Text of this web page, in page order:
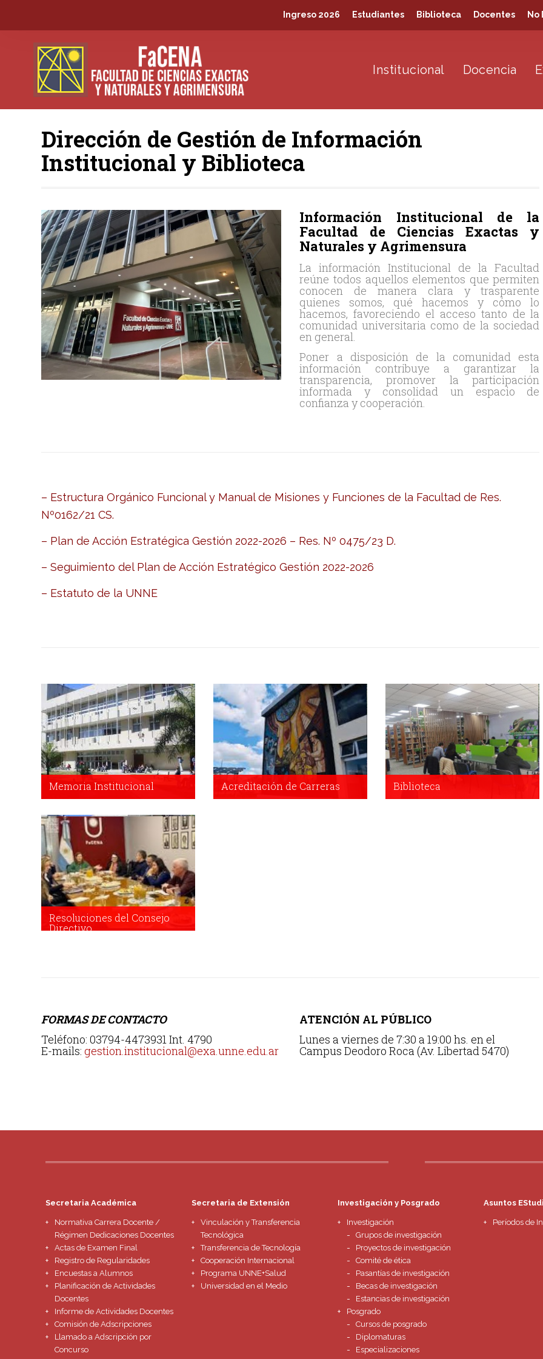
Ingreso 2026 Estudiantes Biblioteca Docentes No
Institucional Docencia
Dirección de Gestión de Información
Institucional y Biblioteca
Información Institucional de la
Facultad de Ciencias Exactas y
Naturales y Agrimensura
La información Institucional de la Facultad
reúne todos aquellos elementos que permiten
conocen de manera clara y trasparente
quienes somos, qué hacemos y cómo lo
hacemos, favoreciendo el acceso tanto de la
comunidad universitaria como de la sociedad
en general.
Poner a disposición de la comunidad esta
información contribuye a garantizar la
transparencia, promover la participación
informada y consolidad un espacio de
confianza y cooperación.
– Estructura Orgánico Funcional y Manual de Misiones y Funciones de la Facultad de Res.
Nº0162/21 CS.
– Plan de Acción Estratégica Gestión 2022-2026 – Res. Nº 0475/23 D.
– Seguimiento del Plan de Acción Estratégico Gestión 2022-2026
– Estatuto de la UNNE
Memoria Institucional Acreditación de Carreras Biblioteca
Resoluciones del Consejo
Directivo
FORMAS DE CONTACTO
Teléfono: 03794-4473931 Int. 4790
E-mails:gestion.institucional@exa.unne.edu.ar
ATENCIÓN AL PÚBLICO
Lunes a viernes de 7:30 a 19:00 hs. en el
Campus Deodoro Roca (Av. Libertad 5470)
Secretaria Académica
Normativa Carrera Docente /
Régimen Dedicaciones Docentes
Actas de Examen Final
Registro de Regularidades
Encuestas a Alumnos
Planificación de Actividades
Docentes
Informe de Actividades Docentes
Comisión de Adscripciones
Llamado a Adscripción por
Concurso
Secretaria de Extensión
Vinculación y Transferencia
Tecnológica
Transferencia de Tecnología
Cooperación Internacional
Programa UNNE+Salud
Universidad en el Medio
Investigación y Posgrado
Investigación
Grupos de investigación
Proyectos de investigación
Comité de ética
Pasantías de investigación
Becas de investigación
Estancias de investigación
Posgrado
Cursos de posgrado
Diplomaturas
Especializaciones
Asuntos
Períodos de